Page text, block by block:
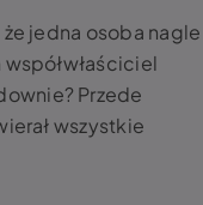
jedna osoba nagle
Przede
wszystkie